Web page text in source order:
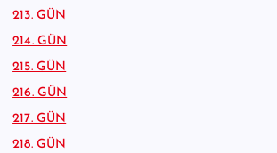
213. GÜN
214. GÜN
215. GÜN
216. GÜN
217. GÜN
218. GÜN